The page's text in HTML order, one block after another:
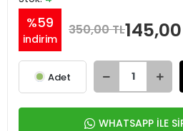
%59
indirim
350,00 TL
Adet
WHATSAPP İLE